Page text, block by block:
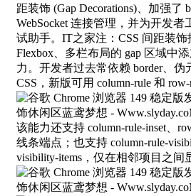
距装饰 (Gap Decorations)、加强了
WebSocket 连接管理，并为开发者
试助手。IT之家注：CSS 间距装饰
Flexbox、多栏布局的 gap 区域中
力。开发者过去常依赖 border、
CSS，新版可用 column-rule 和
该能力还支持 column-rule-inset、
线条端点；也支持 column-rule-
visibility-items，仅在相邻项目之间